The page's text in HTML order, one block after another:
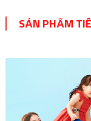
SẢN PHẨM